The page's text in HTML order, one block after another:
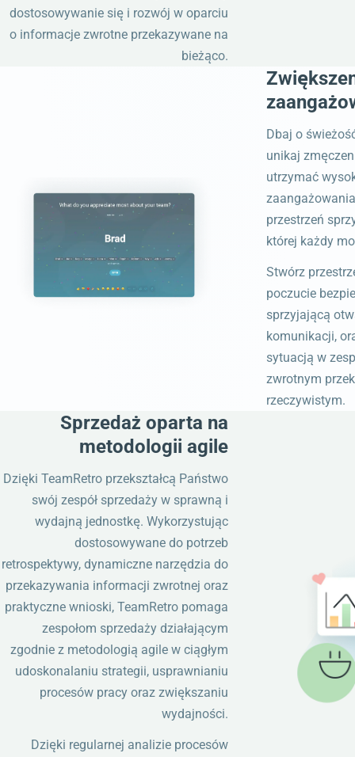
dostosowywanie się i rozwój w oparciu
o informacje zwrotne przekazywane na
bieżąco.
Dbaj o
unikaj
utrzymać
przestrzeń
której każdy
Stwórz
poczucie
sprzyjającą
komunikacji,
sytuacją w
zwrotnym
rzeczywistym.
Sprzedaż oparta na
metodologii agile
Dzięki TeamRetro przekształcą Państwo
swój zespół sprzedaży w sprawną i
wydajną jednostkę. Wykorzystując
dostosowywane do potrzeb
retrospektywy, dynamiczne narzędzia do
przekazywania informacji zwrotnej oraz
praktyczne wnioski, TeamRetro pomaga
zespołom sprzedaży działającym
zgodnie z metodologią agile w ciągłym
udoskonalaniu strategii, usprawnianiu
procesów pracy oraz zwiększaniu
wydajności.
Dzięki regularnej analizie procesów